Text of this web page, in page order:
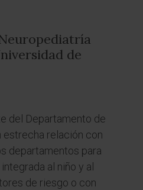
de
del Departamento de
estrecha relación con
departamentos para
al niño y al
de riesgo o con